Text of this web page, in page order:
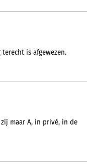
is afgewezen.
maar A, in privé, in de